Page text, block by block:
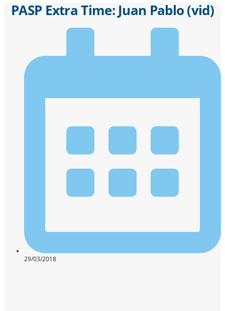
PASP Extra Time: Juan Pablo (vid)
29/03/2018